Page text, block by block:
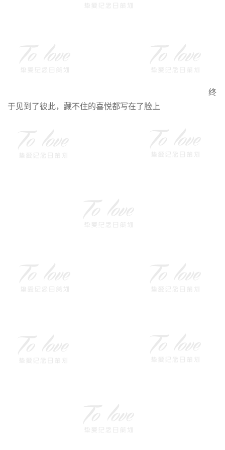
终
于见到了彼此，藏不住的喜悦都写在了脸上